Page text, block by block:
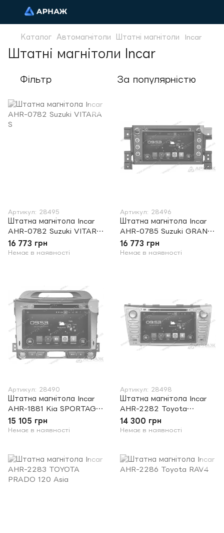
Каталог Автомагнітоли Штатні магнітоли Incar
Штатні магнітоли Incar
Фільтр За популярністю
Артикул: 28495
Штатна магнітола Incar
AHR-0782 Suzuki VITARA
S
16 773 грн
Немає в наявності
Артикул: 28496
Штатна магнітола Incar
AHR-0785 Suzuki GRAND
VITARA
16 773 грн
Немає в наявності
Артикул: 28490
Штатна магнітола Incar
AHR-1881 Kia SPORTAGE
R 2010+
15 105 грн
Немає в наявності
Артикул: 28498
Штатна магнітола Incar
AHR-2282 Toyota
CAMRY 40
14 300 грн
Немає в наявності